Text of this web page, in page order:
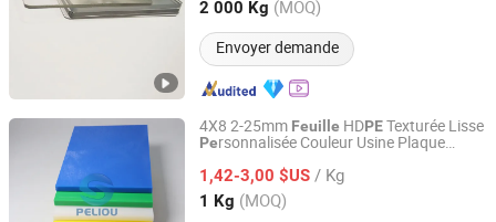
2 000 Kg (MOQ)
Envoyer demande
Jiangsu, China Depuis 2008
4X8 2-25mm Feuille HDPETexturée Lisse
Personnalisée Couleur Usine Plaque
1,42-3,00 $US / Kg
1 Kg (MOQ)
Hebei Peliou New Materials Technology Co., Ltd
Hebei, China Depuis 2020